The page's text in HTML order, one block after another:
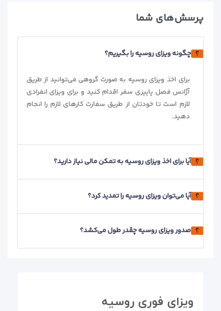
پرسش‌های شما
چگونه ویزای روسیه را بگیریم؟
برای اخذ ویزای روسیه به صورت گروهی می‌توانید از طریق
آژانس فصل پاییزی سفر اقدام کنید و برای ویزای انفرادی
لازم است تا خودتان از طریق سفارت کارهای لازم را انجام
دهید.
آیا برای اخذ ویزای روسیه به تمکن مالی نیاز دارید؟
آیا می‌توان ویزای روسیه را تمدید کرد؟
صدور ویزای روسیه چقدر طول می‌کشد؟
ویزای فوری روسیه